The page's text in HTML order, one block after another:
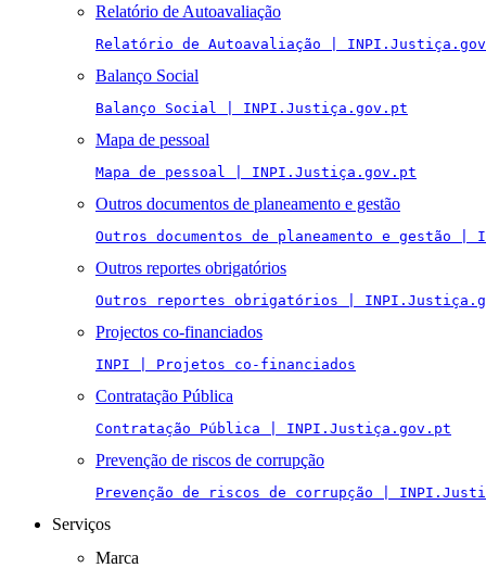
Relatório de Autoavaliação
Relatório de Autoavaliação |
Balanço Social
Balanço Social | INPI.Justiça.gov.pt
Mapa de pessoal
Mapa de pessoal | INPI.Justiça.gov.pt
Outros documentos de planeamento e gestão
Outros documentos de planeamento e gestão
Outros reportes obrigatórios
Outros reportes obrigatórios |
Projectos co-financiados
INPI | Projetos co-financiados
Contratação Pública
Contratação Pública | INPI.Justiça.gov.pt
Prevenção de riscos de corrupção
Prevenção de riscos de corrupção |
Serviços
Marca